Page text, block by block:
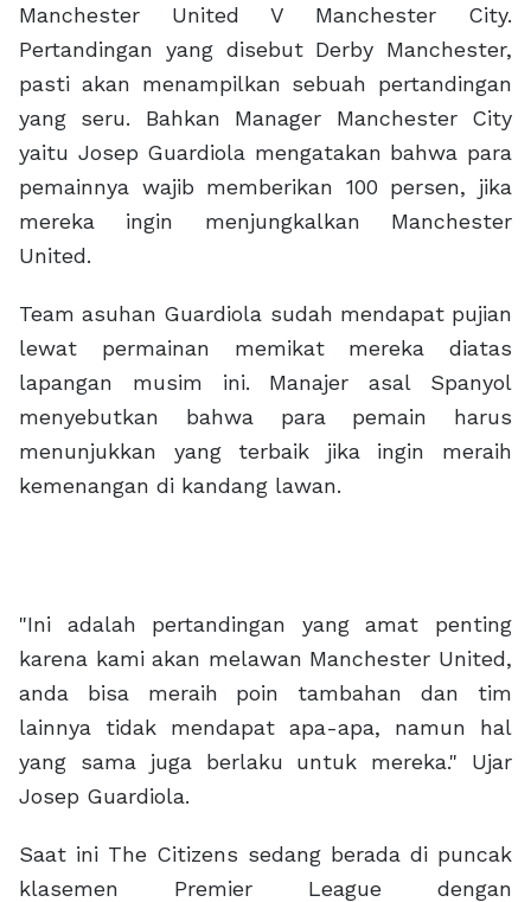
Manchester United V Manchester City.
Pertandingan yang disebut Derby Manchester,
pasti akan menampilkan sebuah pertandingan
yang seru. Bahkan Manager Manchester City
yaitu Josep Guardiola mengatakan bahwa para
pemainnya wajib memberikan 100 persen, jika
mereka ingin menjungkalkan Manchester
United.
Team asuhan Guardiola sudah mendapat pujian
lewat permainan memikat mereka diatas
lapangan musim ini. Manajer asal Spanyol
menyebutkan bahwa para pemain harus
menunjukkan yang terbaik jika ingin meraih
kemenangan di kandang lawan.
"Ini adalah pertandingan yang amat penting
karena kami akan melawan Manchester United,
anda bisa meraih poin tambahan dan tim
lainnya tidak mendapat apa-apa, namun hal
yang sama juga berlaku untuk mereka." Ujar
Josep Guardiola.
Saat ini The Citizens sedang berada di puncak
klasemen Premier League dengan